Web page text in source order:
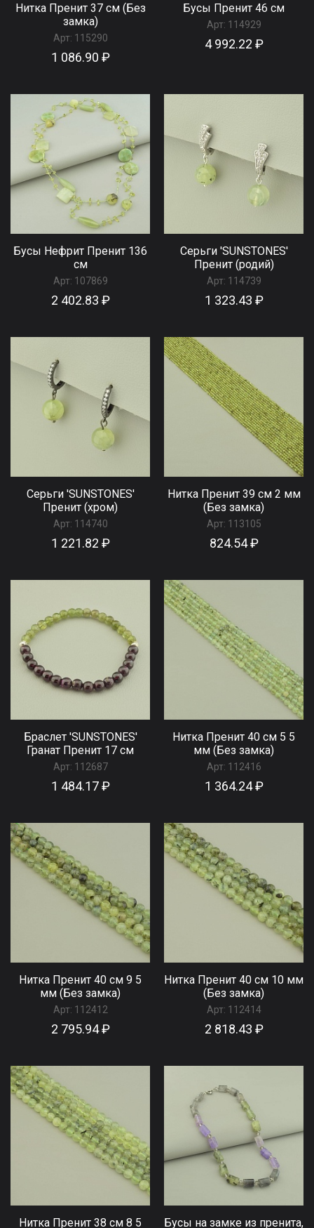
Нитка Пренит 37 см (Без
замка)
Арт: 115290
1 086.90 ₽
Бусы Пренит 46 см
Арт: 114929
4 992.22 ₽
Бусы Нефрит Пренит 136
см
Арт: 107869
2 402.83 ₽
Серьги 'SUNSTONES'
Пренит (родий)
Арт: 114739
1 323.43 ₽
Серьги 'SUNSTONES'
Пренит (хром)
Арт: 114740
1 221.82 ₽
Нитка Пренит 39 см 2 мм
(Без замка)
Арт: 113105
824.54 ₽
Браслет 'SUNSTONES'
Гранат Пренит 17 см
Арт: 112687
1 484.17 ₽
Нитка Пренит 40 см 5 5
мм (Без замка)
Арт: 112416
1 364.24 ₽
Нитка Пренит 40 см 9 5
мм (Без замка)
Арт: 112412
2 795.94 ₽
Нитка Пренит 40 см 10 мм
(Без замка)
Арт: 112414
2 818.43 ₽
Нитка Пренит 38 см 8 5 Бусы на замке из пренита,